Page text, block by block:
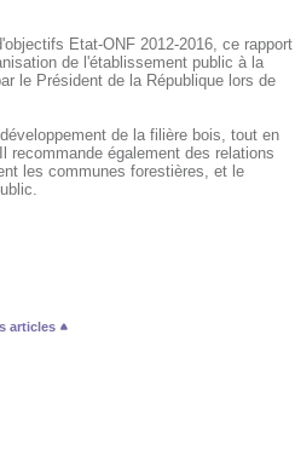
Etat-ONF 2012-2016, ce rapport
de l'établissement public à la
le Président de la République lors de
de la filière bois, tout en
recommande également des relations
les communes forestières, et le
articles